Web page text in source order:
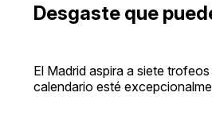
Desgaste que
El Madrid aspira a siete
calendario esté